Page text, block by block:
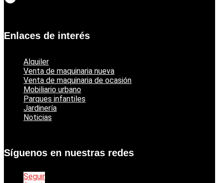
Enlaces de interés
Alquiler
Venta de maquinaria nueva
Venta de maquinaria de ocasión
Mobiliario urbano
Parques infantiles
Jardinería
Noticias
Síguenos en nuestras redes
Seguir